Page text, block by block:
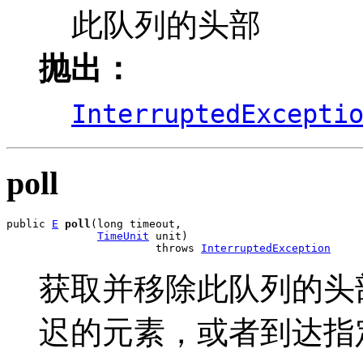
此队列的头部
抛出：
poll
public E poll (long timeout,
TimeUnit unit)
                       throws
InterruptedException
获取并移除此队列的
迟的元素，或者到达